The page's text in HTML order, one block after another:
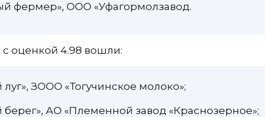
фермер», ООО «Уфагормолзавод.
с оценкой 4.98 вошли:
ЗООО «Тогучинское молоко»;
АО «Племенной завод «Краснозерное»;